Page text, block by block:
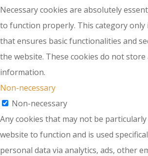
Necessary cookies are absolutely
to function properly. This category only
that ensures basic functionalities and
the website. These cookies do not
information.
Non-necessary
Non-necessary
Any cookies that may not be
website to function and is used
personal data via analytics, ads, other